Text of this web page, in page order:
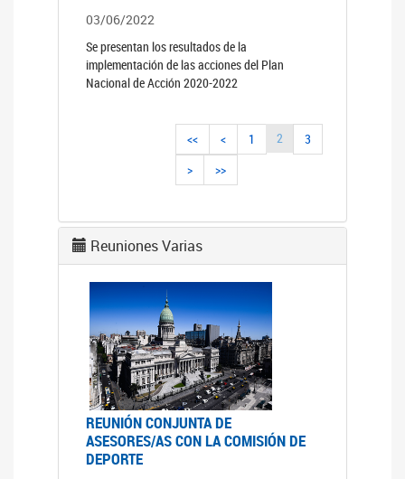
03/06/2022
Se presentan los resultados de la
implementación de las acciones del Plan
Nacional de Acción 2020-2022
<< < 1 2
3
>
>>
Reuniones Varias
REUNIÓN CONJUNTA DE
ASESORES/AS CON LA COMISIÓN DE
DEPORTE